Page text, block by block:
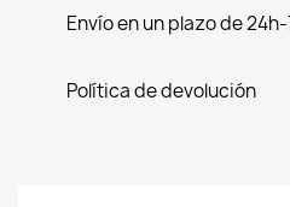
Envío en un plazo de
Política de devolución